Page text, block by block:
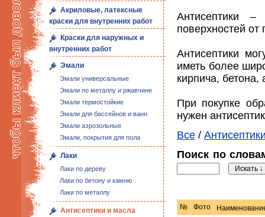
Акриловые, латексные
краски для внутренних работ
Краски для наружных и
внутренних работ
Эмали
Эмали универсальные
Эмали по металлу и ржавчине
Эмали термостойкие
Эмали для бассейнов и ванн
Эмали аэрозольные
Эмали, покрытия для пола
Лаки
Лаки по дереву
Лаки по бетону и камню
Лаки по металлу
Антисептики и масла
Антисептики
поверхностей
Антисептики
иметь более
кирпича, бетона,
При покупке
нужен
Все /
Поиск по
№ Фото